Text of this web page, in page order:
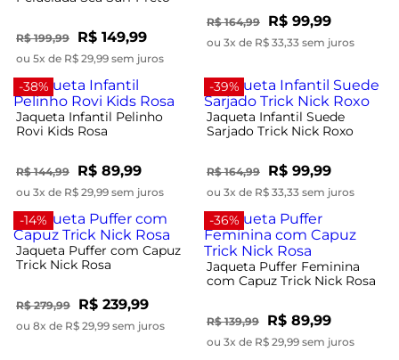
R$ 199,99 R$ 149,99
ou 5x de R$ 29,99 sem juros
R$ 164,99 R$ 99,99
ou 3x de R$ 33,33 sem juros
-38%
Jaqueta Infantil Pelinho
Rovi Kids Rosa
R$ 144,99 R$ 89,99
ou 3x de R$ 29,99 sem juros
-39%
Jaqueta Infantil Suede
Sarjado Trick Nick Roxo
R$ 164,99 R$ 99,99
ou 3x de R$ 33,33 sem juros
-14%
Jaqueta Puffer com Capuz
Trick Nick Rosa
R$ 279,99 R$ 239,99
ou 8x de R$ 29,99 sem juros
-36%
Jaqueta Puffer Feminina
com Capuz Trick Nick Rosa
R$ 139,99 R$ 89,99
ou 3x de R$ 29,99 sem juros